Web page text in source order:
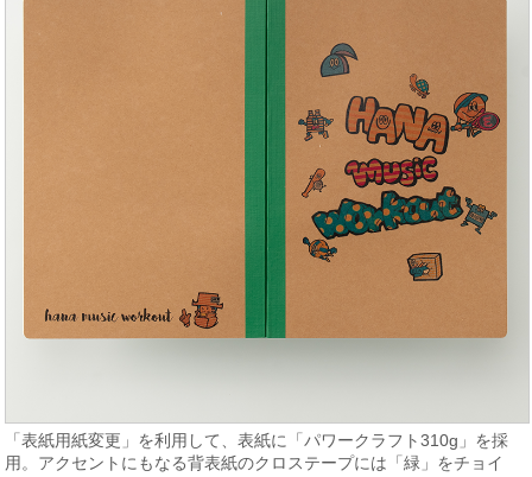
「表紙用紙変更」を利用して、表紙に「パワークラフト310g」を採
用。アクセントにもなる背表紙のクロステープには「緑」をチョイ